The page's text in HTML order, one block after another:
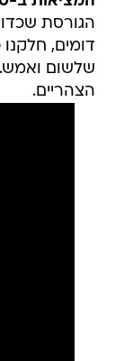
הגורסת
דומים,
שלשום
הצהריים.